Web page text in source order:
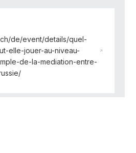
de/event/details/quel-
elle-jouer-au-niveau-
de-la-mediation-entre-